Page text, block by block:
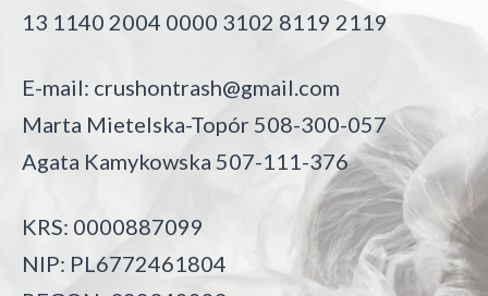
13 1140 2004 0000 3102 8119 2119
E-mail: crushontrash@gmail.com
Marta Mietelska-Topór 508-300-057
Agata Kamykowska 507-111-376
KRS: 0000887099
NIP: PL6772461804